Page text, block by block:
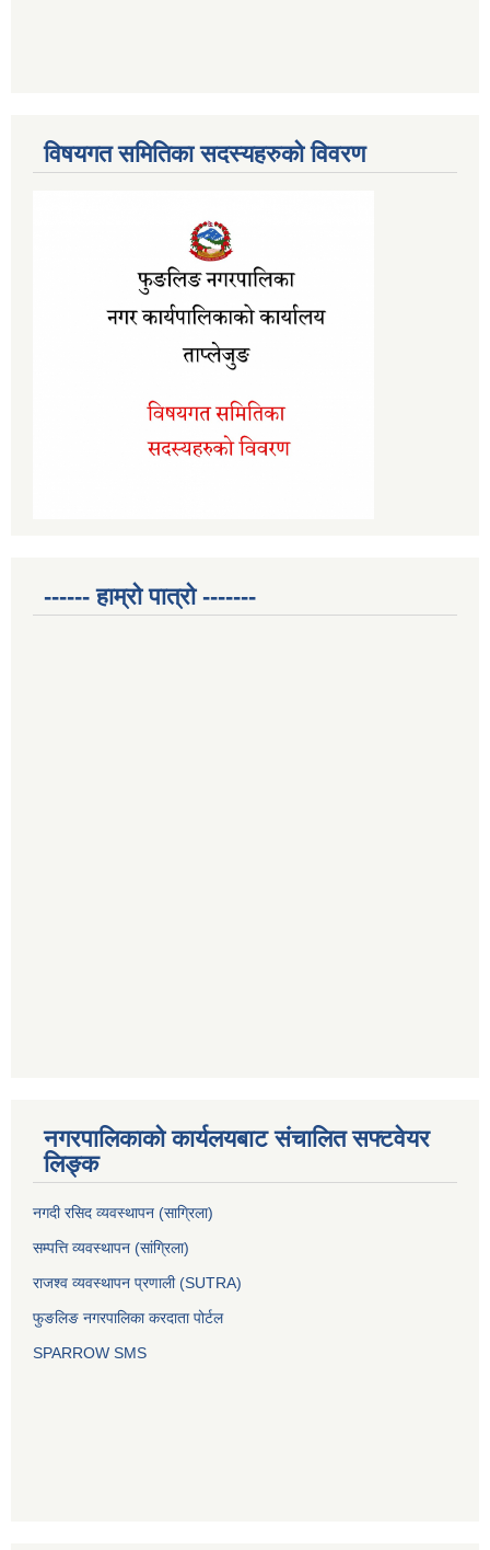
विषयगत समितिका सदस्यहरुको विवरण
------ हाम्रो पात्रो -------
नगरपालिकाको कार्यलयबाट संचालित सफ्टवेयर
लिङ्क
नगदी रसिद व्यवस्थापन (साग्रिला)
सम्पत्ति व्यवस्थापन (सांग्रिला)
राजश्व व्यवस्थापन प्रणाली (SUTRA)
फुङलिङ नगरपालिका करदाता पोर्टल
SPARROW SMS